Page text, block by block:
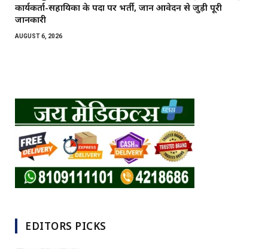
कार्यकर्ता-सहायिका के पदों पर भर्ती, जानें आवेदन से जुड़ी पूरी
जानकारी
AUGUST 6, 2026
EDITORS PICKS